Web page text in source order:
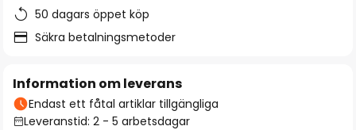
50 dagars öppet köp
Säkra betalningsmetoder
Information om leverans
Endast ett fåtal artiklar tillgängliga
Leveranstid: 2 - 5 arbetsdagar